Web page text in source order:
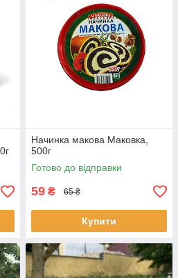
Начинка макова Маковка,
500г
Готово до відправки
59 ₴ 65 ₴
Купити